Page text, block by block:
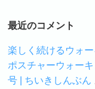
最近のコメント
楽しく続けるウォ
ポスチャーウォー
号 | ちいきしんぶん